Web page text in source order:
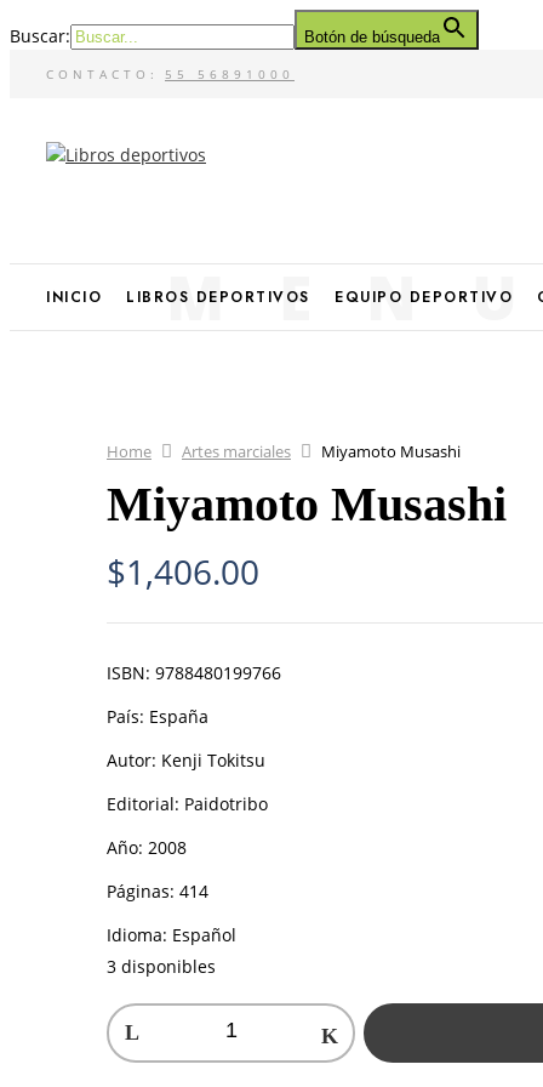
Buscar: Botón de búsqueda
CONTACTO: 55 56891000
INICIO LIBROS DEPORTIVOS EQUIPO DEPORTIVO
Home Artes marciales Miyamoto Musashi
Miyamoto Musashi
$1,406.00
ISBN: 9788480199766
País: España
Autor: Kenji Tokitsu
Editorial: Paidotribo
Año: 2008
Páginas: 414
Idioma: Español
3 disponibles
Miyamoto
Musashi